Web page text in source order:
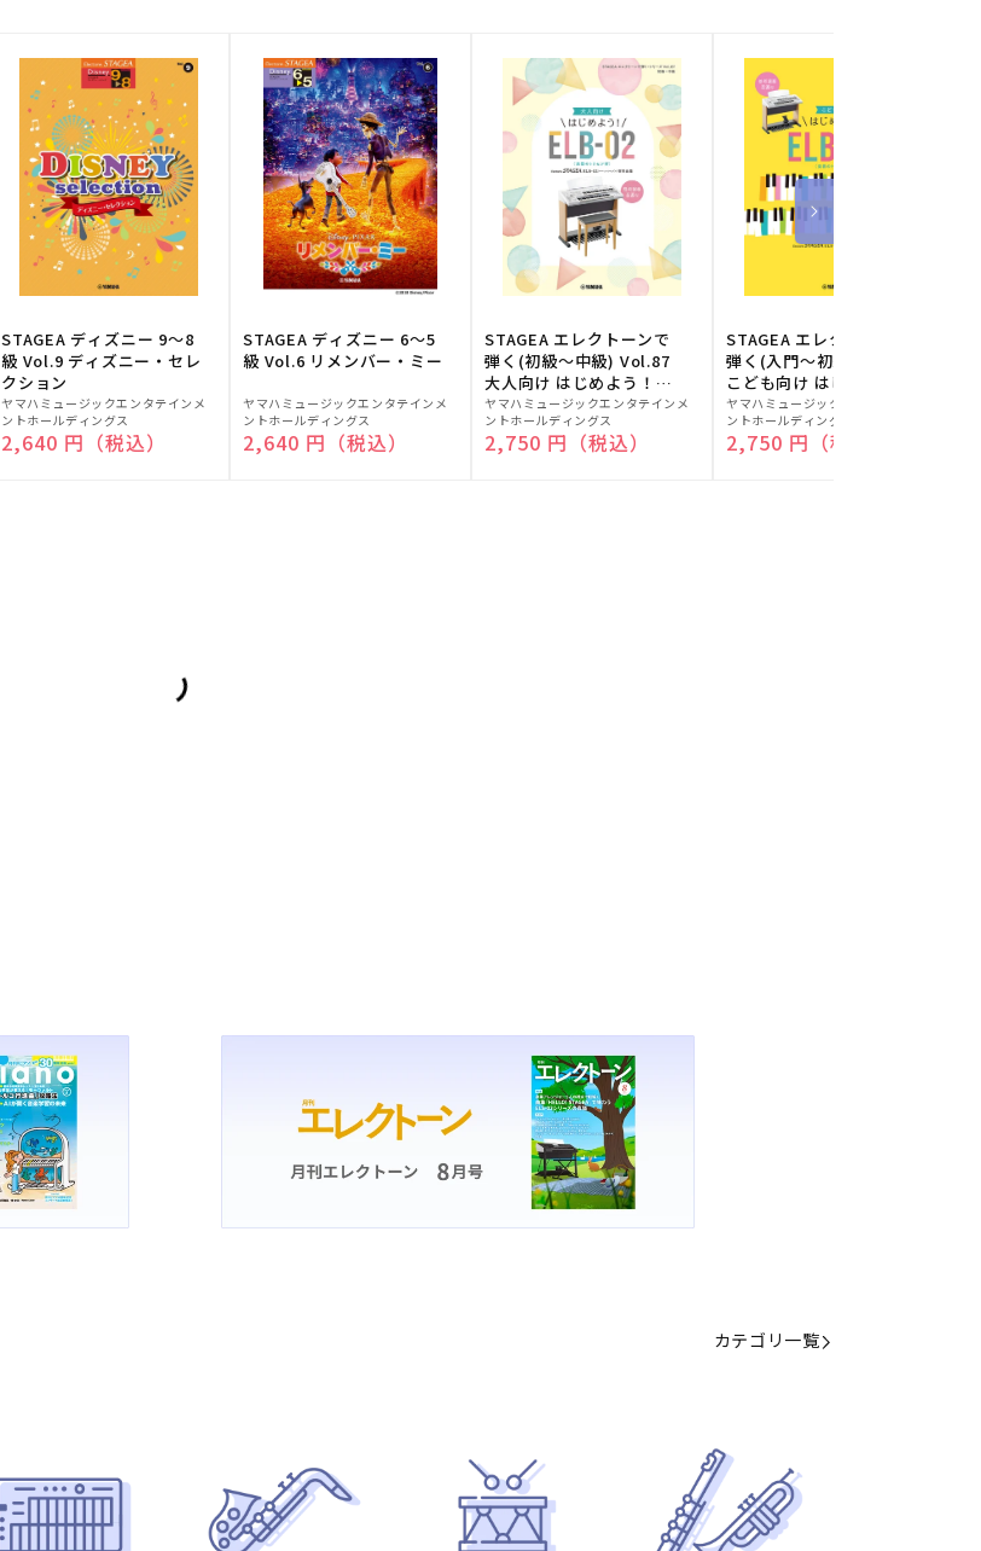
STAGEA ディズニー 9～8
級 Vol.9 ディズニー・セレ
クション
販
売
元:
ヤマハミュージックエンタテインメ
ントホールディングス
通常価格
2,640 円（税込）
STAGEA ディズニー 6～5
級 Vol.6 リメンバー・ミー
販
売
元:
ヤマハミュージックエンタテインメ
ントホールディングス
通常価格
2,640 円（税込）
STAGEA エレクトーンで
弾く(初級～中級) Vol.87
大人向け はじめよう！
ELB-02(楽器のトリセツ
付)
販
売
元:
ヤマハミュージックエンタテインメ
ントホールディングス
通常価格
2,750 円（税込）
STAGEA エレクトーンで
弾く(入門～初級) Vol.86
こども向け はじめよう！
ELB-02(楽器のトリセツ
付)
販
売
元:
ヤマハミュージックエンタテインメ
ントホールディングス
通常価格
2,750 円（税込）
カテゴリ一覧